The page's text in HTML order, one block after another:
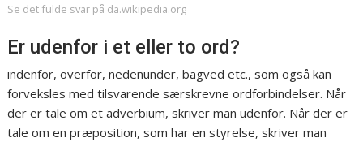
Se det fulde svar på da.wikipedia.org
Er udenfor i et eller to ord?
indenfor, overfor, nedenunder, bagved etc., som også kan
forveksles med tilsvarende særskrevne ordforbindelser. Når
der er tale om et adverbium, skriver man udenfor. Når der er
tale om en præposition, som har en styrelse, skriver man